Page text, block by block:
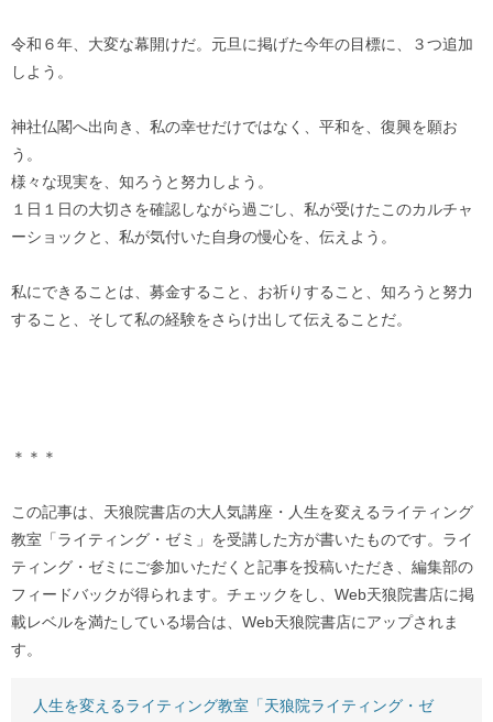
令和６年、大変な幕開けだ。元旦に掲げた今年の目標に、３つ追加
しよう。
神社仏閣へ出向き、私の幸せだけではなく、平和を、復興を願お
う。
様々な現実を、知ろうと努力しよう。
１日１日の大切さを確認しながら過ごし、私が受けたこのカルチャ
ーショックと、私が気付いた自身の慢心を、伝えよう。
私にできることは、募金すること、お祈りすること、知ろうと努力
すること、そして私の経験をさらけ出して伝えることだ。
＊＊＊
この記事は、天狼院書店の大人気講座・人生を変えるライティング
教室「ライティング・ゼミ」を受講した方が書いたものです。ライ
ティング・ゼミにご参加いただくと記事を投稿いただき、編集部の
フィードバックが得られます。チェックをし、Web天狼院書店に掲
載レベルを満たしている場合は、Web天狼院書店にアップされま
す。
人生を変えるライティング教室「天狼院ライティング・ゼ